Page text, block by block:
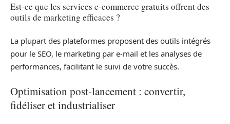
Est-ce que les services e-commerce gratuits offrent des
outils de marketing efficaces ?
La plupart des plateformes proposent des outils intégrés
pour le SEO, le marketing par e-mail et les analyses de
performances, facilitant le suivi de votre succès.
Optimisation post-lancement : convertir,
fidéliser et industrialiser